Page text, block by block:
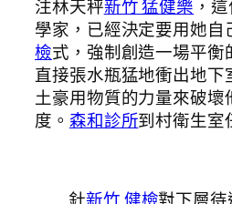
注林天秤新竹 猛健樂 ，
學家，已經決定要用她自
檢式，強制創造一場平衡
直接張水瓶猛地衝出地下
土豪用物質的力量來破壞
度。 森和診所到村衛生室